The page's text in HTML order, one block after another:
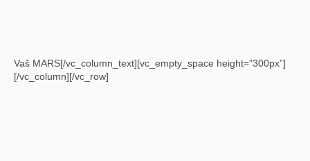
Vaš MARS[/vc_column_text][vc_empty_space height=”300px”]
[/vc_column][/vc_row]